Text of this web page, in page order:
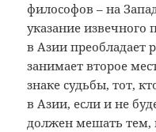
философов – на
указание извечного
в Азии преобладает
занимает второе
знаке судьбы, тот,
в Азии, если и не
должен мешать тем,